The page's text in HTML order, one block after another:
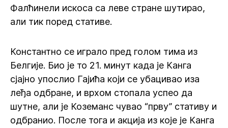
Фалћинели искоса са леве стране шутирао,
али тик поред стативе.
Константно се играло пред голом тима из
Белгије. Био је то 21. минут када је Канга
сјајно упослио Гајића који се убацивао иза
леђа одбране, и врхом стопала успео да
шутне, али је Коземанс чувао “прву” стативу и
одбранио. После тога и акција из које је Канга